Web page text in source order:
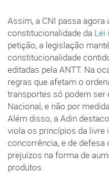
Assim, a CNI passa agora
constitucionalidade da Lei
petição, a legislação
constitucionalidade
editadas pela ANTT. Na
regras que afetam o
transportes só podem ser
Nacional, e não por
Além disso, a Adin
viola os princípios da livre
concorrência, e de
prejuízos na forma de
produtos.